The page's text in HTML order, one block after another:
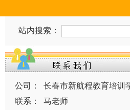
站内搜索：
公司：
长春市新航程教育培训
联系：
马老师